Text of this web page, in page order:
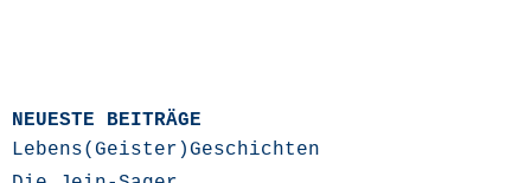
NEUESTE BEITRÄGE
Lebens(Geister)Geschichten